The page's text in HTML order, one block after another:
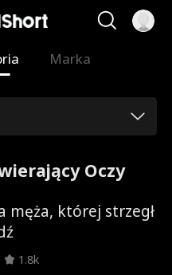
Marka
Oczy
męża, której strzegł
1.8k